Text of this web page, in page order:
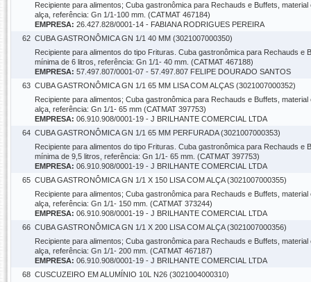
Recipiente para alimentos; Cuba gastronômica para Rechauds e Buffets,
alça, referência: Gn 1/1-100 mm. (CATMAT 467184)
EMPRESA: 26.427.828/0001-14 - FABIANA RODRIGUES PEREIRA
62 CUBA GASTRONÔMICA GN 1/1 40 MM (3021007000350)
Recipiente para alimentos do tipo Frituras. Cuba gastronômica para Rechauds
mínima de 6 litros, referência: Gn 1/1- 40 mm. (CATMAT 467188)
EMPRESA: 57.497.807/0001-07 - 57.497.807 FELIPE DOURADO SANTOS
63 CUBA GASTRONÔMICA GN 1/1 65 MM LISA COM ALÇAS (3021007000352)
Recipiente para alimentos; Cuba gastronômica para Rechauds e Buffets,
alça, referência: Gn 1/1- 65 mm (CATMAT 397753)
EMPRESA: 06.910.908/0001-19 - J BRILHANTE COMERCIAL LTDA
64 CUBA GASTRONÔMICA GN 1/1 65 MM PERFURADA (3021007000353)
Recipiente para alimentos do tipo Frituras. Cuba gastronômica para Rechauds
mínima de 9,5 litros, referência: Gn 1/1- 65 mm. (CATMAT 397753)
EMPRESA: 06.910.908/0001-19 - J BRILHANTE COMERCIAL LTDA
65 CUBA GASTRONÔMICA GN 1/1 X 150 LISA COM ALÇA (3021007000355)
Recipiente para alimentos; Cuba gastronômica para Rechauds e Buffets,
alça, referência: Gn 1/1- 150 mm. (CATMAT 373244)
EMPRESA: 06.910.908/0001-19 - J BRILHANTE COMERCIAL LTDA
66 CUBA GASTRONÔMICA GN 1/1 X 200 LISA COM ALÇA (3021007000356)
Recipiente para alimentos; Cuba gastronômica para Rechauds e Buffets,
alça, referência: Gn 1/1- 200 mm. (CATMAT 467187)
EMPRESA: 06.910.908/0001-19 - J BRILHANTE COMERCIAL LTDA
68 CUSCUZEIRO EM ALUMÍNIO 10L N26 (3021004000310)